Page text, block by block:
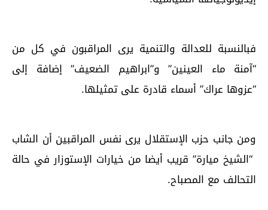
فبالنسبة للعدالة والتنمية يرى المراقبون في كل من
“آمنة ماء العينين” و”ابراهيم الضعيف” إضافة إلى
“عزوها عراك” أسماء قادرة على تمثيلها.
ومن جانب حزب الإستقلال يرى نفس المراقبين أن الشاب
“الشيخ ميارة” قريب أيضا من خيارات الإستوزار في حالة
التحالف مع المصباح.